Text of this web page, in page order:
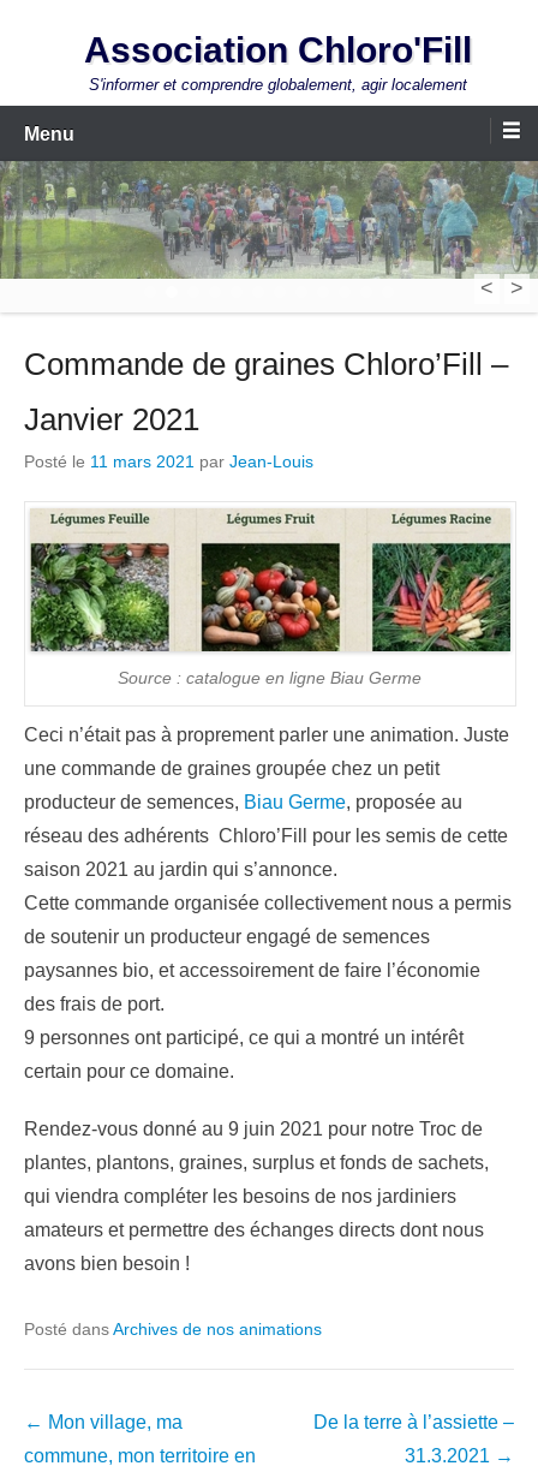
Association Chloro'Fill
S'informer et comprendre globalement, agir localement
Menu
< >
Commande de graines Chloro’Fill –
Janvier 2021
Posté le 11 mars 2021 par Jean-Louis
Source : catalogue en ligne Biau Germe
Ceci n’était pas à proprement parler une animation. Juste
une commande de graines groupée chez un petit
producteur de semences, Biau Germe, proposée au
réseau des adhérents Chloro’Fill pour les semis de cette
saison 2021 au jardin qui s’annonce.
Cette commande organisée collectivement nous a permis
de soutenir un producteur engagé de semences
paysannes bio, et accessoirement de faire l’économie
des frais de port.
9 personnes ont participé, ce qui a montré un intérêt
certain pour ce domaine.
Rendez-vous donné au 9 juin 2021 pour notre Troc de
plantes, plantons, graines, surplus et fonds de sachets,
qui viendra compléter les besoins de nos jardiniers
amateurs et permettre des échanges directs dont nous
avons bien besoin !
Posté dansArchives de nos animations
Navigation
dans
← Mon village, ma
commune, mon territoire en
De la terre à l’assiette –
31.3.2021 →